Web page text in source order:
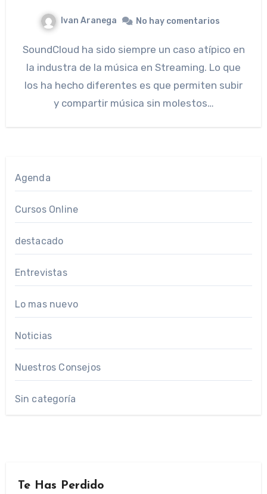
Ivan Aranega No hay comentarios
SoundCloud ha sido siempre un caso atípico en
la industra de la música en Streaming. Lo que
los ha hecho diferentes es que permiten subir
y compartir música sin molestos…
Agenda
Cursos Online
destacado
Entrevistas
Lo mas nuevo
Noticias
Nuestros Consejos
Sin categoría
Te Has Perdido